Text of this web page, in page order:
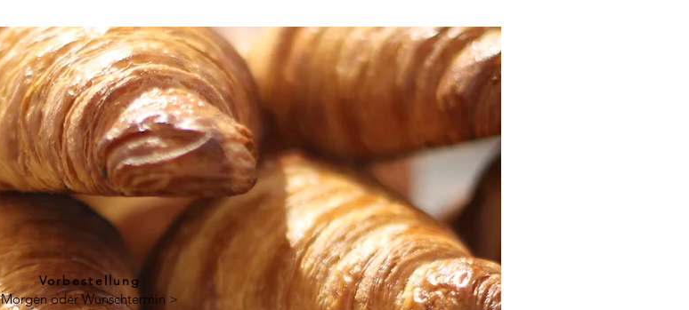
Morgen oder Wunschtermin >
Vorbestellung